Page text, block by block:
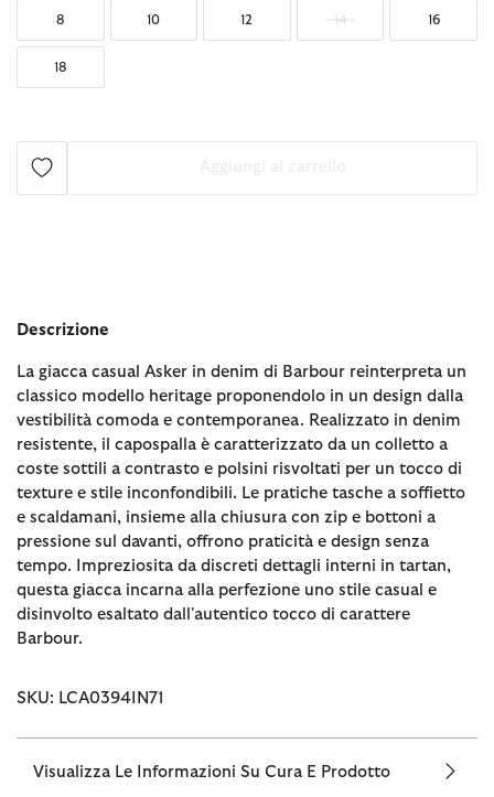
8 10 12 14 16
18
Descrizione
La giacca casual Asker in denim di Barbour reinterpreta un
classico modello heritage proponendolo in un design dalla
vestibilità comoda e contemporanea. Realizzato in denim
resistente, il capospalla è caratterizzato da un colletto a
coste sottili a contrasto e polsini risvoltati per un tocco di
texture e stile inconfondibili. Le pratiche tasche a soffietto
e scaldamani, insieme alla chiusura con zip e bottoni a
pressione sul davanti, offrono praticità e design senza
tempo. Impreziosita da discreti dettagli interni in tartan,
questa giacca incarna alla perfezione uno stile casual e
disinvolto esaltato dall'autentico tocco di carattere
Barbour.
SKU: LCA0394IN71
Visualizza Le Informazioni Su Cura E Prodotto